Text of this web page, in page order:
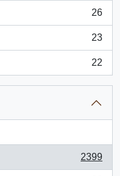
26
23
22
2399